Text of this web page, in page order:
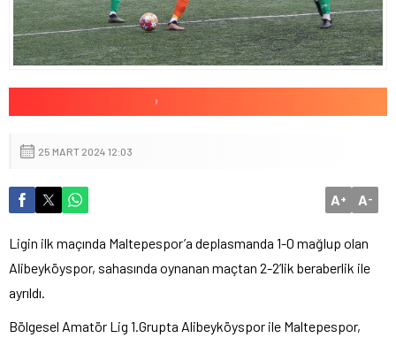
25 MART 2024 12:03
A+ A-
Ligin ilk maçında Maltepespor’a deplasmanda 1-0 mağlup olan
Alibeyköyspor, sahasında oynanan maçtan 2-2’lik beraberlik ile
ayrıldı.
Bölgesel Amatör Lig 1.Grupta Alibeyköyspor ile Maltepespor,